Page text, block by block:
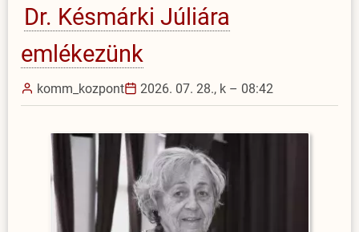
Dr. Késmárki Júliára
emlékezünk
komm_kozpont 2026. 07. 28., k – 08:42